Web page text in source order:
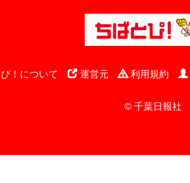
！について 運営元 利用規約
© 千葉日報社